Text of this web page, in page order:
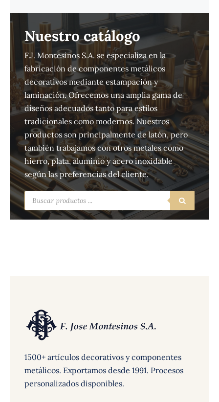
Nuestro catálogo
F.J. Montesinos S.A. se especializa en la
fabricación de componentes metálicos
decorativos mediante estampación y
laminación. Ofrecemos una amplia gama de
diseños adecuados tanto para estilos
tradicionales como modernos. Nuestros
productos son principalmente de latón, pero
también trabajamos con otros metales como
hierro, plata, aluminio y acero inoxidable
según las preferencias del cliente.
Búsqueda
de
productos
1500+ artículos decorativos y componentes
metálicos. Exportamos desde 1991. Procesos
personalizados disponibles.